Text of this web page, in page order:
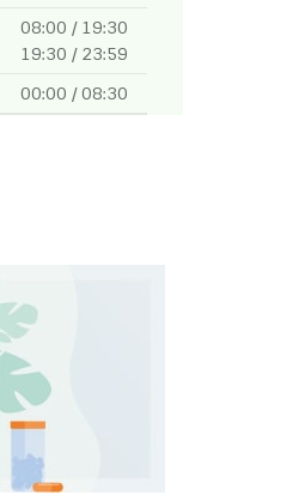
08:00 / 19:30
19:30 / 23:59
00:00 / 08:30